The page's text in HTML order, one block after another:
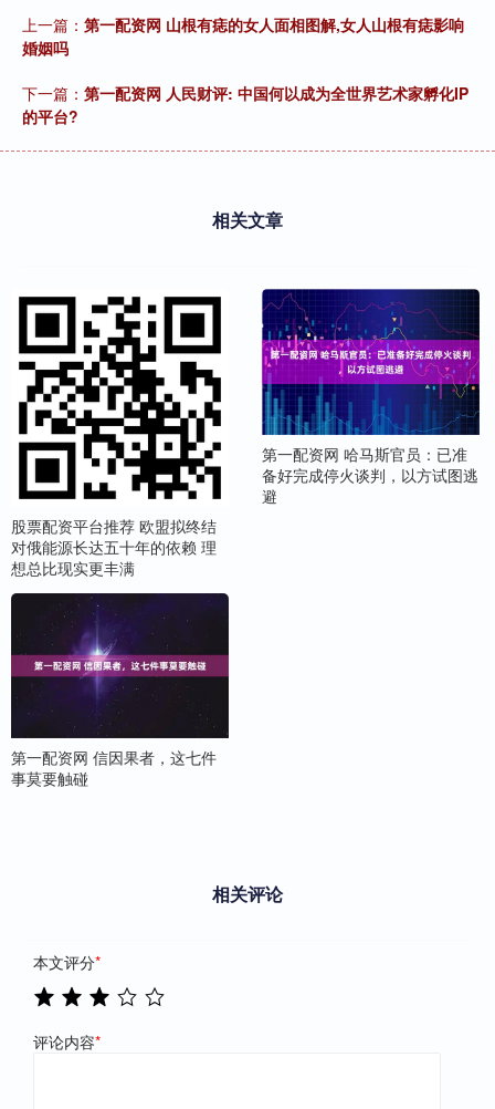
上一篇： 第一配资网 山根有痣的女人面相图解,女人山根有痣影响
婚姻吗
下一篇： 第一配资网 人民财评: 中国何以成为全世界艺术家孵化IP
的平台?
相关文章
股票配资平台推荐 欧盟拟终结
对俄能源长达五十年的依赖 理
想总比现实更丰满
第一配资网 哈马斯官员：已准
备好完成停火谈判，以方试图逃
避
第一配资网 信因果者，这七件
事莫要触碰
相关评论
本文评分*
评论内容*